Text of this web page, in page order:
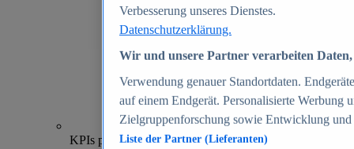
70+
KPIs pro Shop
Verbesserung unseres Dienstes.
Datenschutzerklärung.
Wir und unsere Partner verarbeiten
Verwendung genauer Standortdaten.
auf einem Endgerät. Personalisierte Werbung
Zielgruppenforschung sowie Entwicklung
Liste der Partner (Lieferanten)